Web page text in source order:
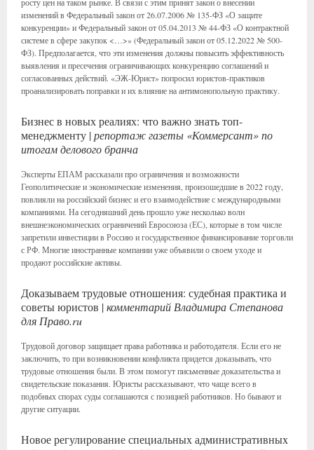
изменений в Федеральный закон от 26.07.2006 № 135-ФЗ «О защите
конкуренции» и Федеральный закон от 05.04.2013 № 44-ФЗ «О контрактной
системе в сфере закупок <…>» (Федеральный закон от 05.12.2022 № 500-
ФЗ). Предполагается, что эти изменения должны повысить эффективность
выявления и пресечения ограничивающих конкуренцию соглашений и
согласованных действий. «ЭЖ-Юрист» попросил юристов-практиков
проанализировать поправки и их влияние на антимонопольную практику.
Бизнес в новых реалиях: что важно знать топ-
менеджменту |репортаж газеты «Коммерсант» по
итогам делового бранча
Эксперты ЕПАМ рассказали про ограничения и возможности
Геополитические и экономические изменения, произошедшие в 2022 году,
повлияли на российский бизнес и его взаимодействие с международными
компаниями. На сегодняшний день прошло уже несколько волн
внешнеэкономических ограничений Евросоюза (ЕС), которые в том числе
запретили инвестиции в Россию и государственное финансирование торговли
с РФ. Многие иностранные компании уже объявили о своем уходе и
продают российские активы.
Доказываем трудовые отношения: судебная практика и
советы юристов |комментарий Владимира Степанова
для Право.ru
Трудовой договор защищает права работника и работодателя. Если его не
заключить, то при возникновении конфликта придется доказывать, что
трудовые отношения были. В этом помогут письменные доказательства и
свидетельские показания. Юристы рассказывают, что чаще всего в
подобных спорах суды соглашаются с позицией работников. Но бывают и
другие ситуации.
Новое регулирование специальных административных